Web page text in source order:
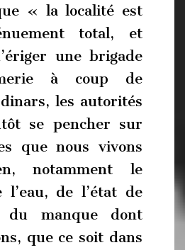
« la localité est
total, et
une brigade
à coup de
les autorités
se pencher sur
que nous vivons
notamment le
l’eau, de l’état de
du manque dont
que ce soit dans